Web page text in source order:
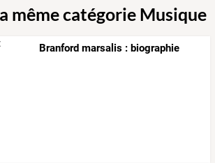
même catégorie Musique
Branford marsalis : biographie